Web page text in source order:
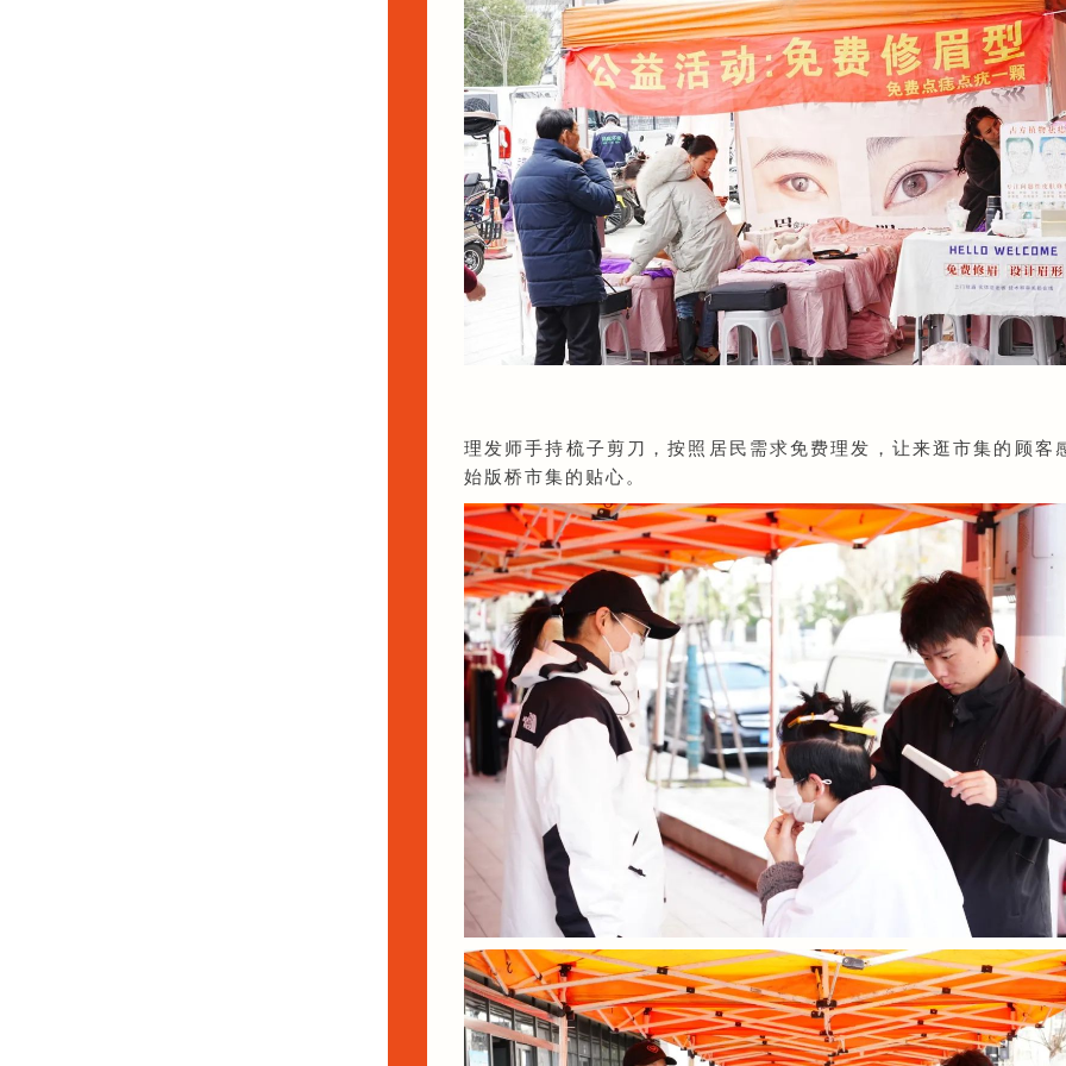
理发师手持梳子剪刀，按照居民需求免费理发，让来逛市集的顾客
始版桥市集的贴心。